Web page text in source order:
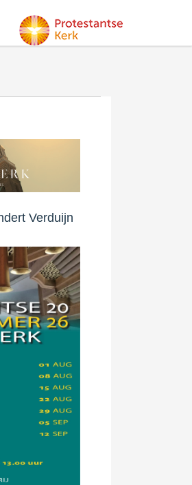
Verduijn